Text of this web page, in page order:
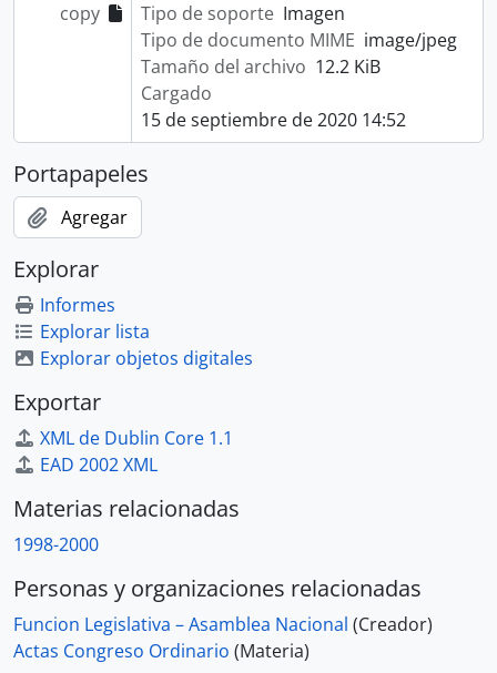
copy
Tipo de soporte Imagen
Tipo de documento MIME image/jpeg
Tamaño del archivo 12.2 KiB
Cargado
15 de septiembre de 2020 14:52
Portapapeles
Agregar
Explorar
Informes
Explorar lista
Explorar objetos digitales
Exportar
XML de Dublin Core 1.1
EAD 2002 XML
Materias relacionadas
1998-2000
Personas y organizaciones relacionadas
Funcion Legislativa – Asamblea Nacional (Creador)
Actas Congreso Ordinario (Materia)